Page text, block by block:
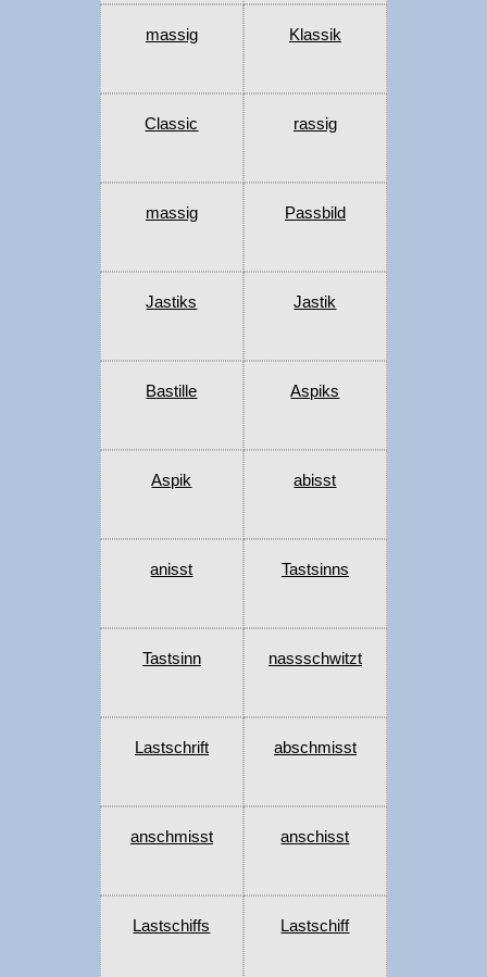
massig Klassik
Classic rassig
massig Passbild
Jastiks Jastik
Bastille Aspiks
Aspik abisst
anisst Tastsinns
Tastsinn nassschwitzt
Lastschrift abschmisst
anschmisst anschisst
Lastschiffs Lastschiff